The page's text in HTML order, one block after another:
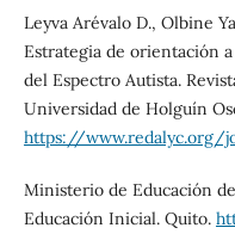
Leyva Arévalo D., Olbine
Estrategia de orientación
del Espectro Autista.
Universidad de Holguín
https://www.redalyc.org/
Ministerio de Educación
Educación Inicial. Quito.